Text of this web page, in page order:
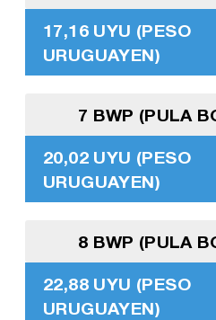
17,16 UYU (PESO
URUGUAYEN)
7 BWP (PULA
20,02 UYU (PESO
URUGUAYEN)
8 BWP (PULA
22,88 UYU (PESO
URUGUAYEN)